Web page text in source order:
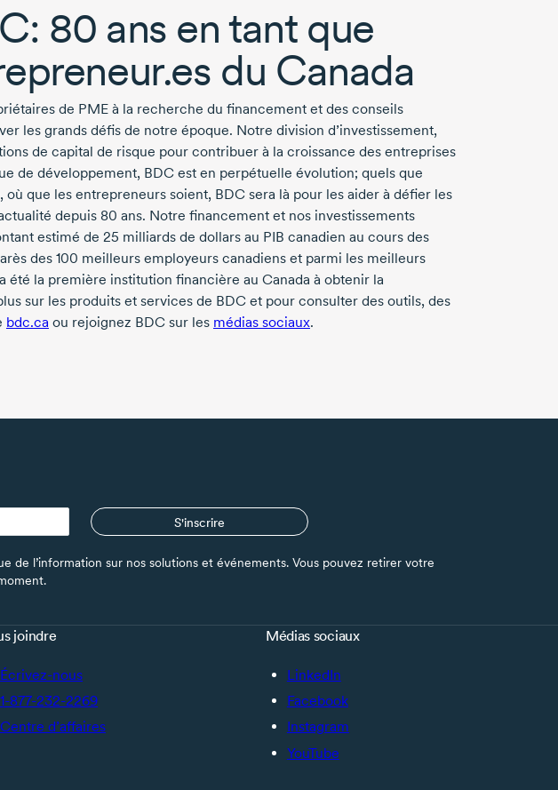
80 ans en tant que
du Canada
de PME à la recherche du financement et des conseils
les grands défis de notre époque. Notre division d’investissement,
de capital de risque pour contribuer à la croissance des entreprises
de développement, BDC est en perpétuelle évolution; quels que
que les entrepreneurs soient, BDC sera là pour les aider à défier les
depuis 80 ans. Notre financement et nos investissements
estimé de 25 milliards de dollars au PIB canadien au cours des
des 100 meilleurs employeurs canadiens et parmi les meilleurs
été la première institution financière au Canada à obtenir la
sur les produits et services de BDC et pour consulter des outils, des
bdc.ca ou rejoignez BDC sur les médias sociaux.
S'inscrire
de l’information sur nos solutions et événements. Vous pouvez retirer votre
joindre
Écrivez-nous
1-877-232-2269
Centre d’affaires
Médias sociaux
LinkedIn
Facebook
Instagram
YouTube